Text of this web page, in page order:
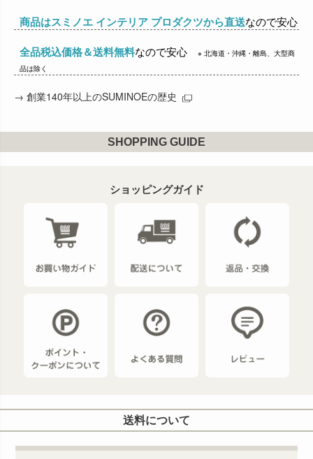
商品はスミノエ インテリア プロダクツから直送なので安心
全品税込価格＆送料無料なので安心
※ 北海道・沖縄・離島、大型商
品は除く
→ 創業140年以上のSUMINOEの歴史
SHOPPING GUIDE
ショッピングガイド
送料について